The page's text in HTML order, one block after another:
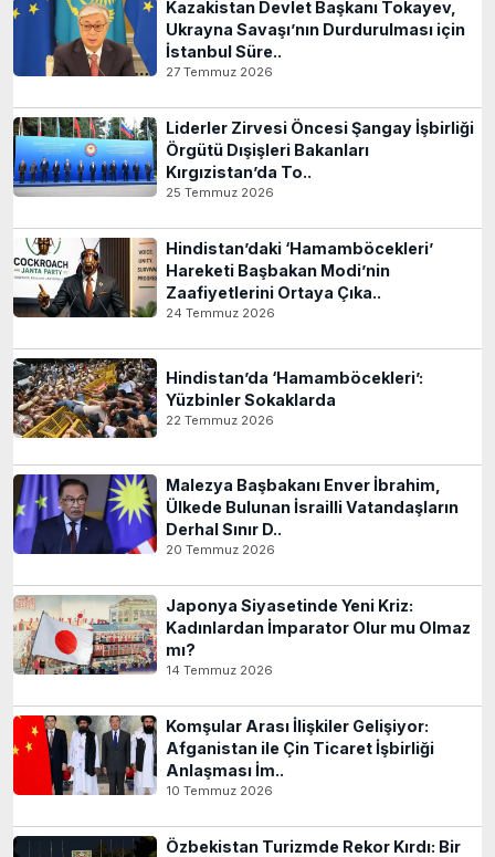
Kazakistan Devlet Başkanı Tokayev,
Ukrayna Savaşı’nın Durdurulması için
İstanbul Süre..
27 Temmuz 2026
Liderler Zirvesi Öncesi Şangay İşbirliği
Örgütü Dışişleri Bakanları
Kırgızistan’da To..
25 Temmuz 2026
Hindistan’daki ‘Hamamböcekleri’
Hareketi Başbakan Modi’nin
Zaafiyetlerini Ortaya Çıka..
24 Temmuz 2026
Hindistan’da ‘Hamamböcekleri’:
Yüzbinler Sokaklarda
22 Temmuz 2026
Malezya Başbakanı Enver İbrahim,
Ülkede Bulunan İsrailli Vatandaşların
Derhal Sınır D..
20 Temmuz 2026
Japonya Siyasetinde Yeni Kriz:
Kadınlardan İmparator Olur mu Olmaz
mı?
14 Temmuz 2026
Komşular Arası İlişkiler Gelişiyor:
Afganistan ile Çin Ticaret İşbirliği
Anlaşması İm..
10 Temmuz 2026
Özbekistan Turizmde Rekor Kırdı: Bir